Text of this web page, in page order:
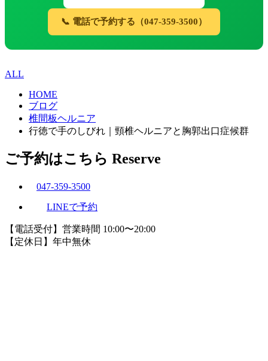
📞 電話で予約する（047-359-3500）
ALL
HOME
ブログ
椎間板ヘルニア
行徳で手のしびれ｜頸椎ヘルニアと胸郭出口症候群
ご予約はこちら Reserve
047-359-3500
LINEで予約
【電話受付】営業時間 10:00〜20:00
【定休日】年中無休